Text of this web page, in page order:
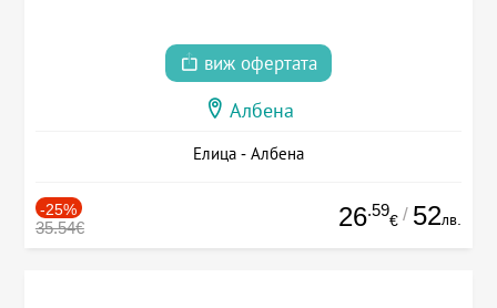
виж офертата
Албена
Елица - Албена
-25%
35.54€ 26.59
€ / 52лв.